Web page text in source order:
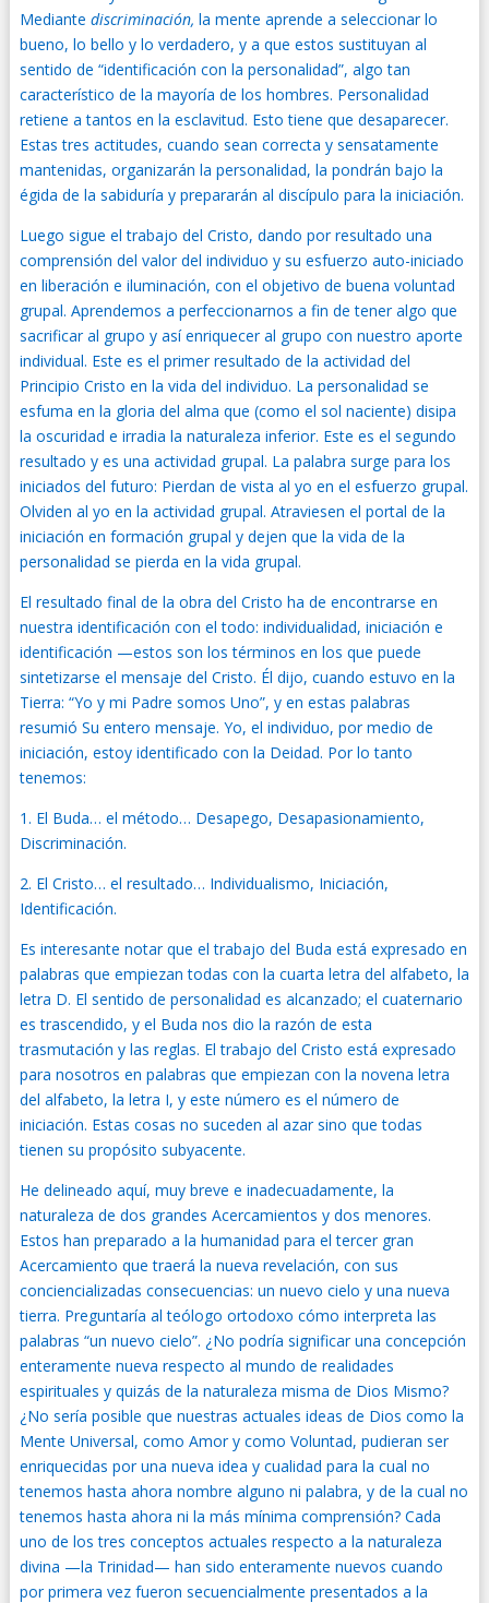
Mediante discriminación, la mente aprende a seleccionar lo
bueno, lo bello y lo verdadero, y a que estos sustituyan al
sentido de “identificación con la personalidad”, algo tan
característico de la mayoría de los hombres. Personalidad
retiene a tantos en la esclavitud. Esto tiene que desaparecer.
Estas tres actitudes, cuando sean correcta y sensatamente
mantenidas, organizarán la personalidad, la pondrán bajo la
égida de la sabiduría y prepararán al discípulo para la iniciación.
Luego sigue el trabajo del Cristo, dando por resultado una
comprensión del valor del individuo y su esfuerzo auto-iniciado
en liberación e iluminación, con el objetivo de buena voluntad
grupal. Aprendemos a perfeccionarnos a fin de tener algo que
sacrificar al grupo y así enriquecer al grupo con nuestro aporte
individual. Este es el primer resultado de la actividad del
Principio Cristo en la vida del individuo. La personalidad se
esfuma en la gloria del alma que (como el sol naciente) disipa
la oscuridad e irradia la naturaleza inferior. Este es el segundo
resultado y es una actividad grupal. La palabra surge para los
iniciados del futuro: Pierdan de vista al yo en el esfuerzo grupal.
Olviden al yo en la actividad grupal. Atraviesen el portal de la
iniciación en formación grupal y dejen que la vida de la
personalidad se pierda en la vida grupal.
El resultado final de la obra del Cristo ha de encontrarse en
nuestra identificación con el todo: individualidad, iniciación e
identificación —estos son los términos en los que puede
sintetizarse el mensaje del Cristo. Él dijo, cuando estuvo en la
Tierra: “Yo y mi Padre somos Uno”, y en estas palabras
resumió Su entero mensaje. Yo, el individuo, por medio de
iniciación, estoy identificado con la Deidad. Por lo tanto
tenemos:
1. El Buda… el método… Desapego, Desapasionamiento,
Discriminación.
2. El Cristo… el resultado… Individualismo, Iniciación,
Identificación.
Es interesante notar que el trabajo del Buda está expresado en
palabras que empiezan todas con la cuarta letra del alfabeto, la
letra D. El sentido de personalidad es alcanzado; el cuaternario
es trascendido, y el Buda nos dio la razón de esta
trasmutación y las reglas. El trabajo del Cristo está expresado
para nosotros en palabras que empiezan con la novena letra
del alfabeto, la letra I, y este número es el número de
iniciación. Estas cosas no suceden al azar sino que todas
tienen su propósito subyacente.
He delineado aquí, muy breve e inadecuadamente, la
naturaleza de dos grandes Acercamientos y dos menores.
Estos han preparado a la humanidad para el tercer gran
Acercamiento que traerá la nueva revelación, con sus
conciencializadas consecuencias: un nuevo cielo y una nueva
tierra. Preguntaría al teólogo ortodoxo cómo interpreta las
palabras “un nuevo cielo”. ¿No podría significar una concepción
enteramente nueva respecto al mundo de realidades
espirituales y quizás de la naturaleza misma de Dios Mismo?
¿No sería posible que nuestras actuales ideas de Dios como la
Mente Universal, como Amor y como Voluntad, pudieran ser
enriquecidas por una nueva idea y cualidad para la cual no
tenemos hasta ahora nombre alguno ni palabra, y de la cual no
tenemos hasta ahora ni la más mínima comprensión? Cada
uno de los tres conceptos actuales respecto a la naturaleza
divina —la Trinidad— han sido enteramente nuevos cuando
por primera vez fueron secuencialmente presentados a la